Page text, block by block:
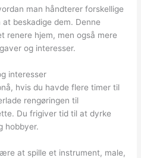
man håndterer forskellige
beskadige dem. Denne
renere hjem, men også mere
og interesser.
interesser
hvis du havde flere timer til
rengøringen til
Du frigiver tid til at dyrke
hobbyer.
at spille et instrument, male,